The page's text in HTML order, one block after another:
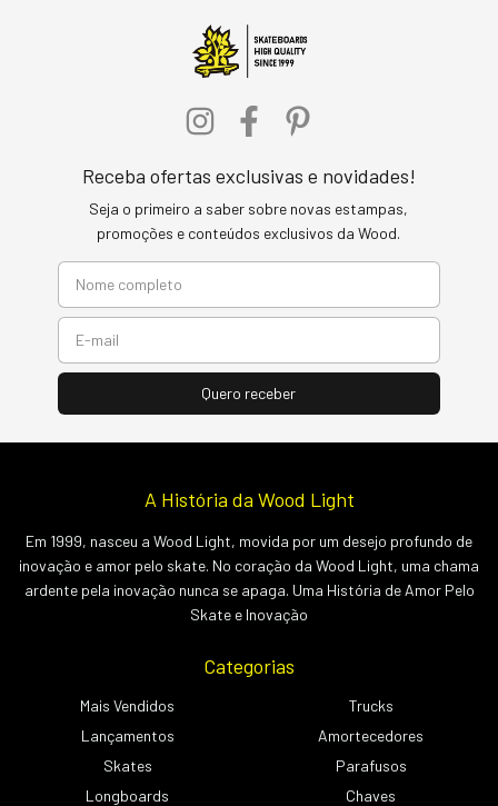
Receba ofertas exclusivas e novidades!
Seja o primeiro a saber sobre novas estampas,
promoções e conteúdos exclusivos da Wood.
A História da Wood Light
Em 1999, nasceu a Wood Light, movida por um desejo profundo de
inovação e amor pelo skate. No coração da Wood Light, uma chama
ardente pela inovação nunca se apaga. Uma História de Amor Pelo
Skate e Inovação
Categorias
Mais Vendidos
Lançamentos
Skates
Longboards
Trucks
Amortecedores
Parafusos
Chaves